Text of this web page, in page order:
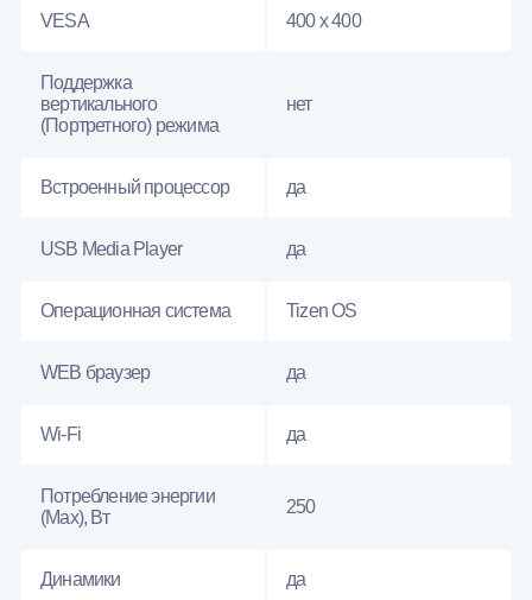
VESA 400 x 400
Поддержка
вертикального
(Портретного) режима
нет
Встроенный процессор да
USB Media Player да
Операционная система Tizen OS
WEB браузер да
Wi-Fi да
Потребление энергии
(Max), Вт
250
Динамики да